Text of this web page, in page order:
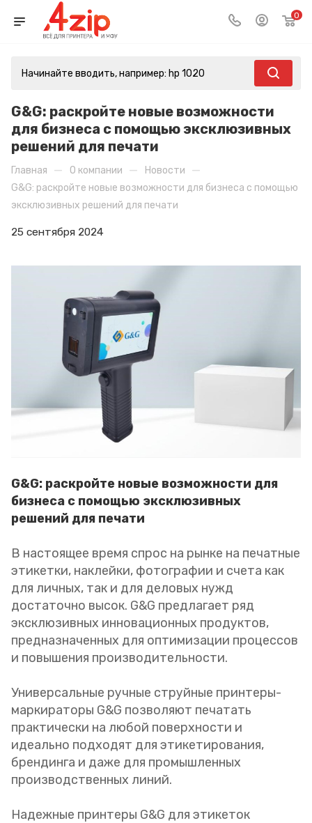
0
G&G: раскройте новые возможности
для бизнеса с помощью эксклюзивных
решений для печати
Главная — О компании — Новости —
G&G: раскройте новые возможности для бизнеса с помощью
эксклюзивных решений для печати
25 сентября 2024
G&G: раскройте новые возможности для
бизнеса с помощью эксклюзивных
решений для печати
В настоящее время спрос на рынке на печатные
этикетки, наклейки, фотографии и счета как
для личных, так и для деловых нужд
достаточно высок. G&G предлагает ряд
эксклюзивных инновационных продуктов,
предназначенных для оптимизации процессов
и повышения производительности.
Универсальные ручные струйные принтеры-
маркираторы G&G позволяют печатать
практически на любой поверхности и
идеально подходят для этикетирования,
брендинга и даже для промышленных
производственных линий.
Надежные принтеры G&G для этикеток